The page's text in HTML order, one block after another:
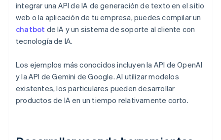
integrar una API de IA de generación de texto en el sitio
web o la aplicación de tu empresa, puedes compilar un
chatbot de IA y un sistema de soporte al cliente con
tecnología de IA.
Los ejemplos más conocidos incluyen la API de OpenAI
y la API de Gemini de Google. Al utilizar modelos
existentes, los particulares pueden desarrollar
productos de IA en un tiempo relativamente corto.